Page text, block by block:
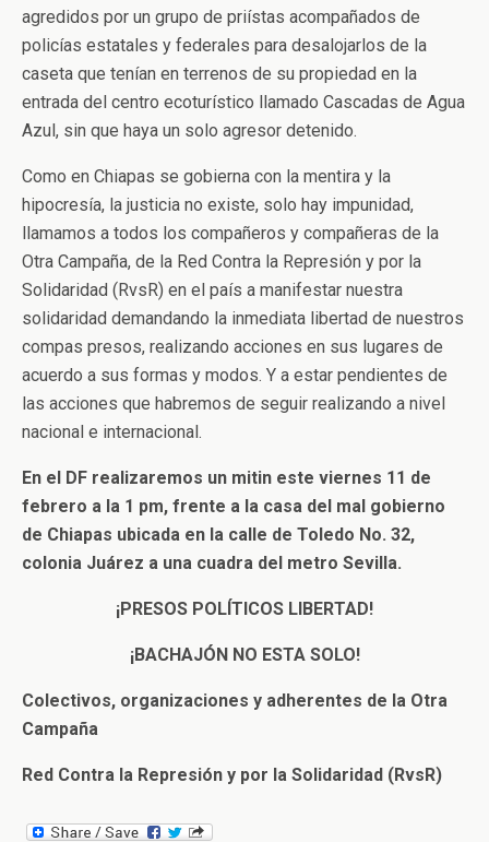
agredidos por un grupo de priístas acompañados de
policías estatales y federales para desalojarlos de la
caseta que tenían en terrenos de su propiedad en la
entrada del centro ecoturístico llamado Cascadas de Agua
Azul, sin que haya un solo agresor detenido.
Como en Chiapas se gobierna con la mentira y la
hipocresía, la justicia no existe, solo hay impunidad,
llamamos a todos los compañeros y compañeras de la
Otra Campaña, de la Red Contra la Represión y por la
Solidaridad (RvsR) en el país a manifestar nuestra
solidaridad demandando la inmediata libertad de nuestros
compas presos, realizando acciones en sus lugares de
acuerdo a sus formas y modos. Y a estar pendientes de
las acciones que habremos de seguir realizando a nivel
nacional e internacional.
En el DF realizaremos un mitin este viernes 11 de
febrero a la 1 pm, frente a la casa del mal gobierno
de Chiapas ubicada en la calle de Toledo No. 32,
colonia Juárez a una cuadra del metro Sevilla.
¡PRESOS POLÍTICOS LIBERTAD!
¡BACHAJÓN NO ESTA SOLO!
Colectivos, organizaciones y adherentes de la Otra
Campaña
Red Contra la Represión y por la Solidaridad (RvsR)